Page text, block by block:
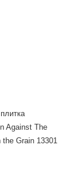
Against The
the Grain 13301